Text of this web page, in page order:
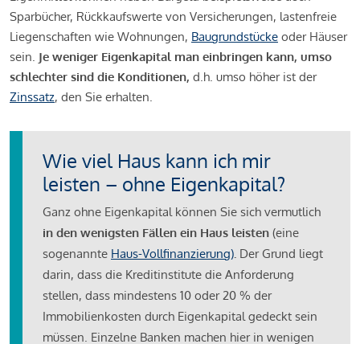
Sparbücher, Rückkaufswerte von Versicherungen, lastenfreie
Liegenschaften wie Wohnungen, Baugrundstücke oder Häuser
sein. Je weniger Eigenkapital man einbringen kann, umso
schlechter sind die Konditionen, d.h. umso höher ist der
Zinssatz, den Sie erhalten.
Wie viel Haus kann ich mir
leisten – ohne Eigenkapital?
Ganz ohne Eigenkapital können Sie sich vermutlich
in den wenigsten Fällen ein Haus leisten (eine
sogenannte Haus-Vollfinanzierung). Der Grund liegt
darin, dass die Kreditinstitute die Anforderung
stellen, dass mindestens 10 oder 20 % der
Immobilienkosten durch Eigenkapital gedeckt sein
müssen. Einzelne Banken machen hier in wenigen